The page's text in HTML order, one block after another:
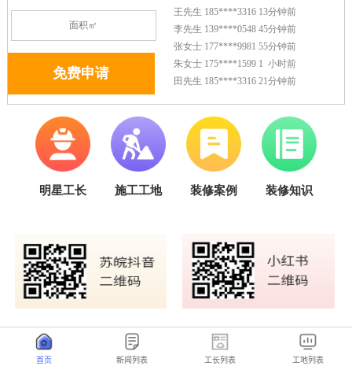
首页 新闻列表 工长列表 工地列表